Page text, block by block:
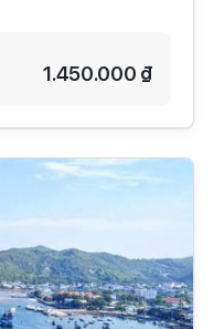
1.450.000 ₫